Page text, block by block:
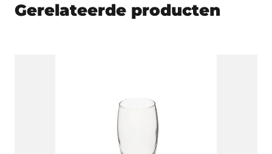
Gerelateerde producten